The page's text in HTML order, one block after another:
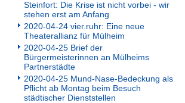
Steinfort: Die Krise ist nicht vorbei - wir
stehen erst am Anfang
2020-04-24 vier.ruhr: Eine neue
Theaterallianz für Mülheim
2020-04-25 Brief der
Bürgermeisterinnen an Mülheims
Partnerstädte
2020-04-25 Mund-Nase-Bedeckung als
Pflicht ab Montag beim Besuch
städtischer Dienststellen